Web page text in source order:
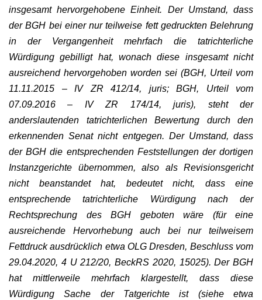
insgesamt hervorgehobene Einheit. Der Umstand, dass
der BGH bei einer nur teilweise fett gedruckten Belehrung
in der Vergangenheit mehrfach die tatrichterliche
Würdigung gebilligt hat, wonach diese insgesamt nicht
ausreichend hervorgehoben worden sei (BGH, Urteil vom
11.11.2015 – IV ZR 412/14, juris; BGH, Urteil vom
07.09.2016 – IV ZR 174/14, juris), steht der
anderslautenden tatrichterlichen Bewertung durch den
erkennenden Senat nicht entgegen. Der Umstand, dass
der BGH die entsprechenden Feststellungen der dortigen
Instanzgerichte übernommen, also als Revisionsgericht
nicht beanstandet hat, bedeutet nicht, dass eine
entsprechende tatrichterliche Würdigung nach der
Rechtsprechung des BGH geboten wäre (für eine
ausreichende Hervorhebung auch bei nur teilweisem
Fettdruck ausdrücklich etwa OLG Dresden, Beschluss vom
29.04.2020, 4 U 212/20, BeckRS 2020, 15025). Der BGH
hat mittlerweile mehrfach klargestellt, dass diese
Würdigung Sache der Tatgerichte ist (siehe etwa